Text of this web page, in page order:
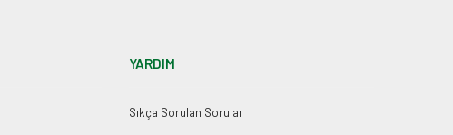
YARDIM
Sıkça Sorulan Sorular